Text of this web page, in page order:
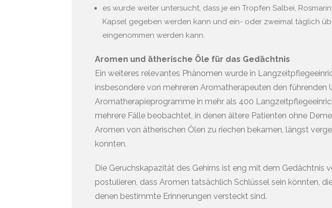
es wurde weiter untersucht, dass je ein Tropfen Salbei,
Kapsel gegeben werden kann und ein- oder zweimal täglich
eingenommen werden kann.
Aromen und ätherische Öle für das Gedächtnis
Ein weiteres relevantes Phänomen wurde in
insbesondere von mehreren Aromatherapeuten den führenden
Aromatherapieprogramme in mehr als 400
mehrere Fälle beobachtet, in denen ältere Patienten ohne
Aromen von ätherischen Ölen zu riechen bekamen, längst
konnten.
Die Geruchskapazität des Gehirns ist eng mit dem Gedächtnis
postulieren, dass Aromen tatsächlich Schlüssel sein könnten,
denen bestimmte Erinnerungen versteckt sind.